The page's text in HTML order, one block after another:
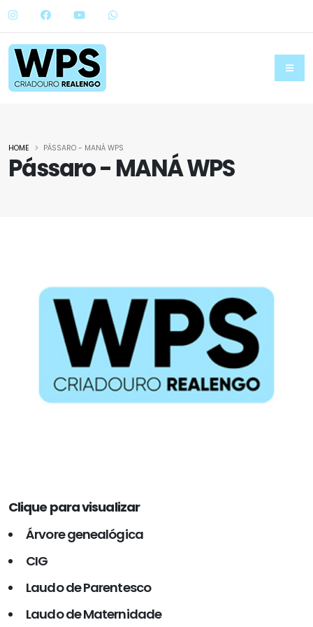
Pássaro - MANÁ WPS
HOME PÁSSARO - MANÁ WPS
Clique para visualizar
Árvore genealógica
CIG
Laudo de Parentesco
Laudo de Maternidade